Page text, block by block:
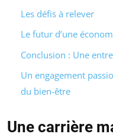
Les défis à relever
Le futur d’une
Conclusion : Une
Un engagement
du bien-être
Une carrière